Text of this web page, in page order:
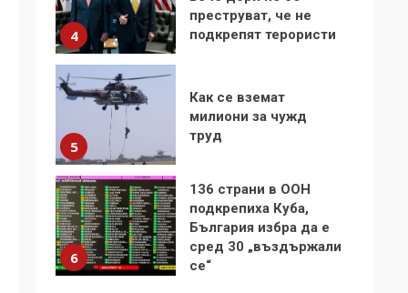
4
преструват, че не
подкрепят терористи
5
Как се вземат
милиони за чужд
труд
6
136 страни в ООН
подкрепиха Куба,
България избра да е
сред 30 „въздържали
се“